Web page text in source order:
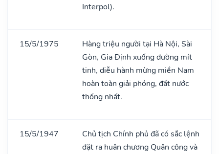
Interpol).
15/5/1975
Hàng triệu người tại Hà Nội, Sài
Gòn, Gia Định xuống đường mít
tinh, diễu hành mừng miền Nam
hoàn toàn giải phóng, đất nước
thống nhất.
15/5/1947
Chủ tịch Chính phủ đã có sắc lệnh
đặt ra huân chương Quân công và